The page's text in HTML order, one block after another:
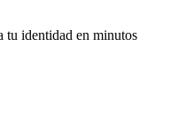
tu identidad en minutos